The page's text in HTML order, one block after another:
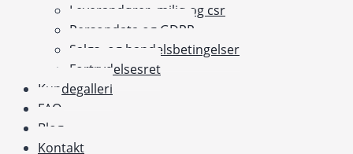
Leverandører, miljø og csr
Persondata og GDPR
Salgs- og handelsbetingelser
Fortrydelsesret
Kundegalleri
FAQ
Blog
Kontakt